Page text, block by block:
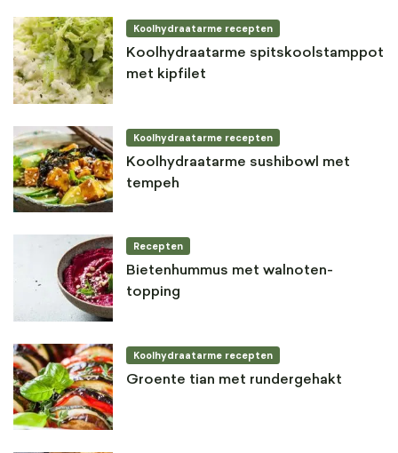
Koolhydraatarme recepten
Koolhydraatarme spitskoolstamppot
met kipfilet
Koolhydraatarme recepten
Koolhydraatarme sushibowl met
tempeh
Recepten
Bietenhummus met walnoten-
topping
Koolhydraatarme recepten
Groente tian met rundergehakt